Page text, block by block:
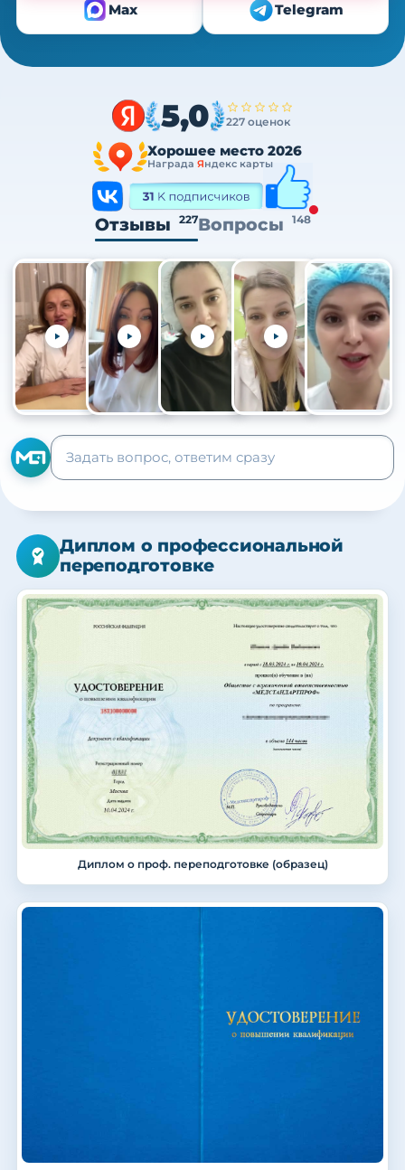
Max Telegram
5,0 227 оценок
Хорошее место 2026
Награда Яндекс карты
Отзывы 227Вопросы 148
+105
Диплом о профессиональной
переподготовке
Диплом о проф. переподготовке (образец)